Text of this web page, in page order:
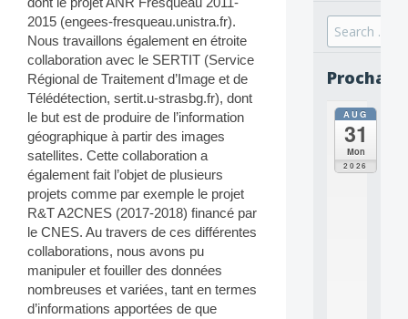
2015 (engees-fresqueau.unistra.fr).
Nous travaillons également en étroite
collaboration avec le SERTIT (Service
Régional de Traitement d’Image et de
Télédétection, sertit.u-strasbg.fr), dont
le but est de produire de l’information
géographique à partir des images
satellites. Cette collaboration a
également fait l’objet de plusieurs
projets comme par exemple le projet
R&T A2CNES (2017-2018) financé par
le CNES. Au travers de ces différentes
collaborations, nous avons pu
manipuler et fouiller des données
nombreuses et variées, tant en termes
d’informations apportées de que
Search
for:
AUG
31
Mon
2026